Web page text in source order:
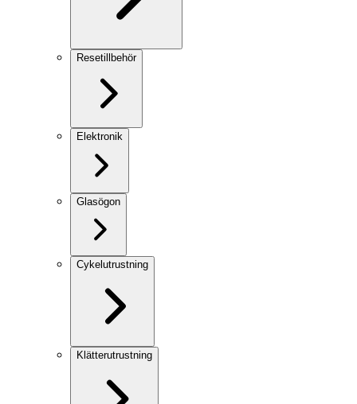
Resetillbehör
Elektronik
Glasögon
Cykelutrustning
Klätterutrustning